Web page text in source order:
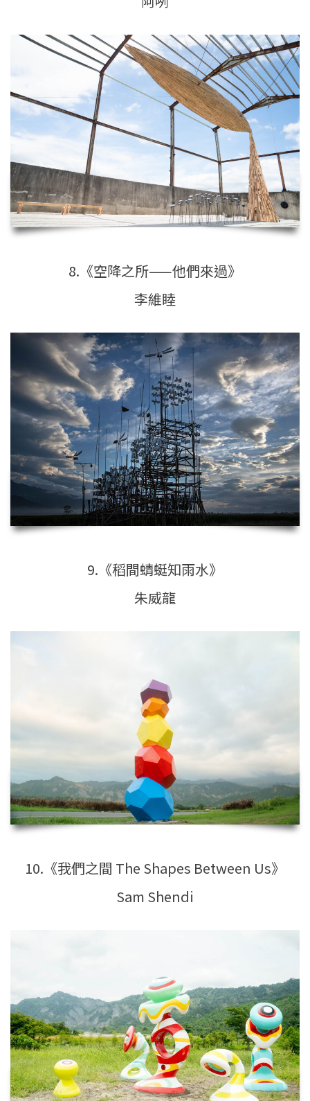
8.《空降之所——他們來過》
李維睦
9.《稻間蜻蜓知雨水》
朱威龍
10.《我們之間 The Shapes Between Us》
Sam Shendi